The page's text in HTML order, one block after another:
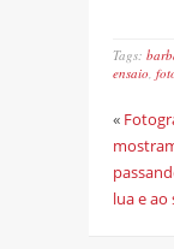
Tags:
ensaio,
«
lua e ao